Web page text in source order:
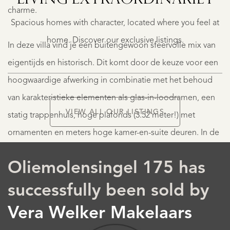
charme.
In deze villa vind je een buitengewoon sfeervolle mix van
eigentijds en historisch. Dit komt door de keuze voor een
hoogwaardige afwerking in combinatie met het behoud
van karakteristieke elementen als glas-in-loodramen, een
statig trappenhuis, hoge plafonds (3.52 meter!) met
ornamenten en meters hoge kamer-en-suite deuren. In de
pvc vloer. De woonkamer-en-suite, serre, keuken en het
gastenverblijf zijn voorzien van vloerverwarming. Wel zo
ingericht. In de ruime ontvangsthal ligt de originele
Spacious homes with character, located where you feel at
home. Discover our exclusive listings.
615.000
VIEW ALL OUR LISTINGS
Oliemolensingel 175 has
successfully been sold by
Vera Welker Makelaars
LISTINGS